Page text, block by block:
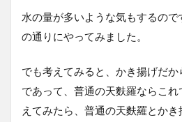
水の量が多いような気もするので
の通りにやってみました。
でも考えてみると、かき揚げだ
であって、普通の天麩羅ならこ
えてみたら、普通の天麩羅とか